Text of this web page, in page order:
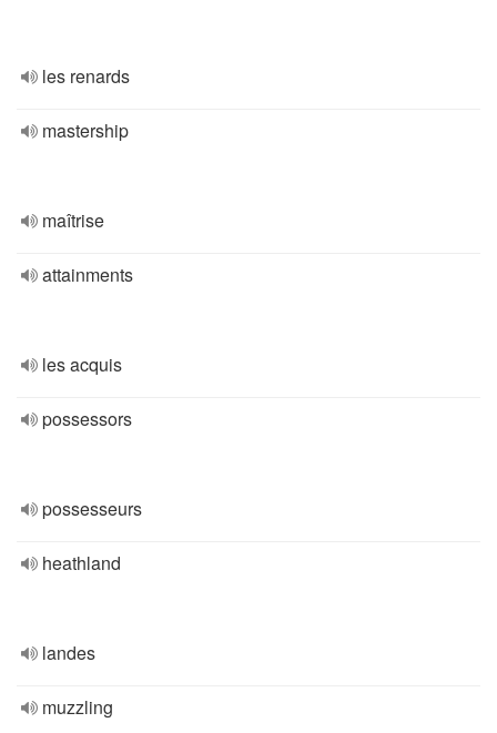
les renards
mastership
maîtrise
attainments
les acquis
possessors
possesseurs
heathland
landes
muzzling